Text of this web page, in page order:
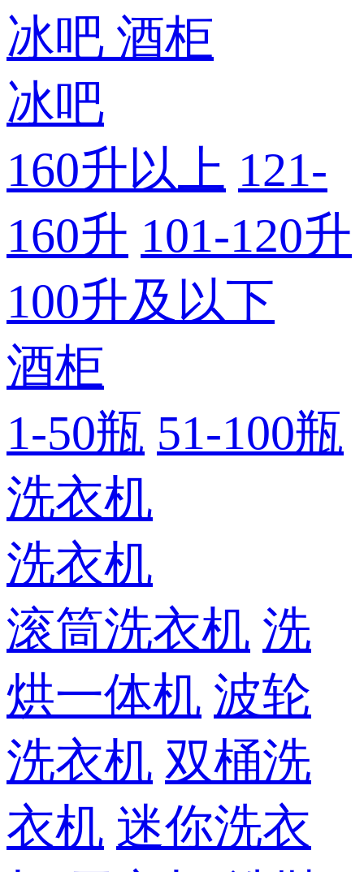
冰吧 酒柜
冰吧
160升以上 121-
160升 101-120升
100升及以下
酒柜
1-50瓶 51-100瓶
洗衣机
洗衣机
滚筒洗衣机 洗
烘一体机 波轮
洗衣机 双桶洗
衣机 迷你洗衣